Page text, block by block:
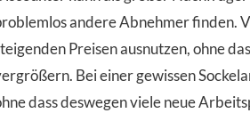
andere Abnehmer finden.
Preisen ausnutzen, ohne
Bei einer gewissen
dass deswegen viele neue